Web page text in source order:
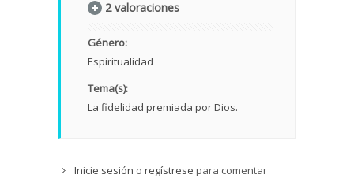
2 valoraciones
Género:
Espiritualidad
Tema(s):
La fidelidad premiada por Dios.
Inicie sesión o regístrese para comentar